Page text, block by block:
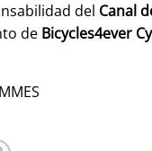
del Canal
de Bicycles4ever